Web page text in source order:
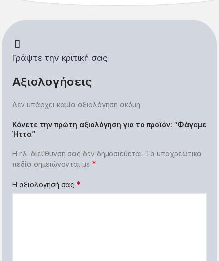
Γράψτε την κριτική σας
Αξιολογήσεις
Δεν υπάρχει καμία αξιολόγηση ακόμη.
Κάνετε την πρώτη αξιολόγηση για το προϊόν: “Φάγαμε
Ήττα”
Η ηλ. διεύθυνση σας δεν δημοσιεύεται. Τα υποχρεωτικά
πεδία σημειώνονται με *
Η αξιολόγησή σας *